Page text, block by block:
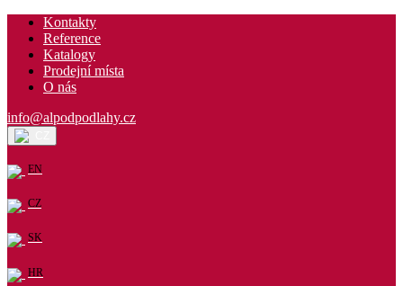
Kontakty
Reference
Katalogy
Prodejní místa
O nás
info@alpodpodlahy.cz
EN
CZ
SK
HR